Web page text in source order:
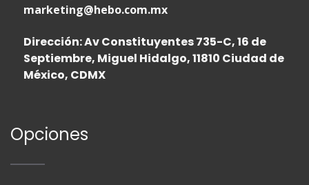
marketing@hebo.com.mx
Dirección: Av Constituyentes 735-C, 16 de
Septiembre, Miguel Hidalgo, 11810 Ciudad de
México, CDMX
Opciones